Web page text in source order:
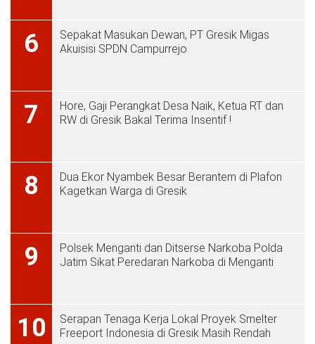
6
Sepakat Masukan Dewan, PT Gresik Migas
Akuisisi SPDN Campurrejo
7
Hore, Gaji Perangkat Desa Naik, Ketua RT dan
RW di Gresik Bakal Terima Insentif !
8
Dua Ekor Nyambek Besar Berantem di Plafon
Kagetkan Warga di Gresik
9
Polsek Menganti dan Ditserse Narkoba Polda
Jatim Sikat Peredaran Narkoba di Menganti
10
Serapan Tenaga Kerja Lokal Proyek Smelter
Freeport Indonesia di Gresik Masih Rendah